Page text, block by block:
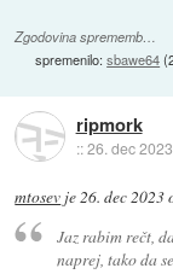
Zgodovina sprememb…
spremenilo:sbawe64(
ripmork
::26. dec
mtosev je26. dec 2023
Jaz rabim rečt,
naprej, tako da